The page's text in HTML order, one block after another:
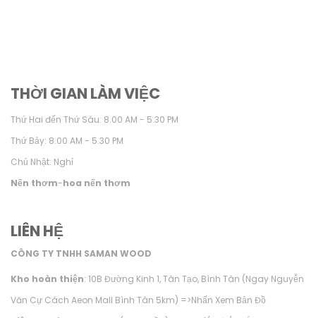
THỜI GIAN LÀM VIỆC
Thứ Hai đến Thứ Sáu: 8.00 AM - 5.30 PM
Thứ Bảy: 8.00 AM - 5.30 PM
Chủ Nhật: Nghỉ
Nến thơm-hoa nến thơm
LIÊN HỆ
CÔNG TY TNHH SAMAN WOOD
Kho hoàn thiện: 10B Đường Kinh 1, Tân Tạo, Bình Tân (Ngay Nguyễn
Văn Cự Cách Aeon Mall Bình Tân 5km) =>Nhấn Xem Bản Đồ